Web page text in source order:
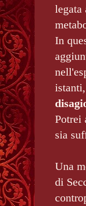
legata
In
istanti,
Potrei
sia
Una
di